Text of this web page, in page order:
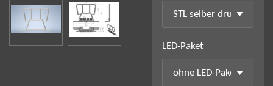
LED-Paket